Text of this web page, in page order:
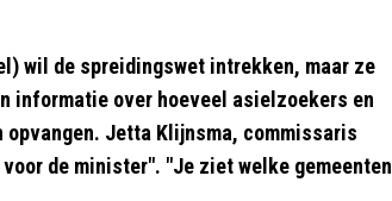
wil de spreidingswet intrekken, maar ze
informatie over hoeveel asielzoekers en
Jetta Klijnsma, commissaris
de minister". "Je ziet welke gemeenten